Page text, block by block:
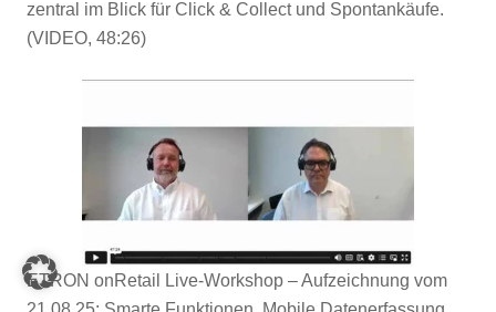
zentral im Blick für Click & Collect und Spontankäufe.
(VIDEO, 48:26)
ETRON onRetail Live-Workshop – Aufzeichnung vom